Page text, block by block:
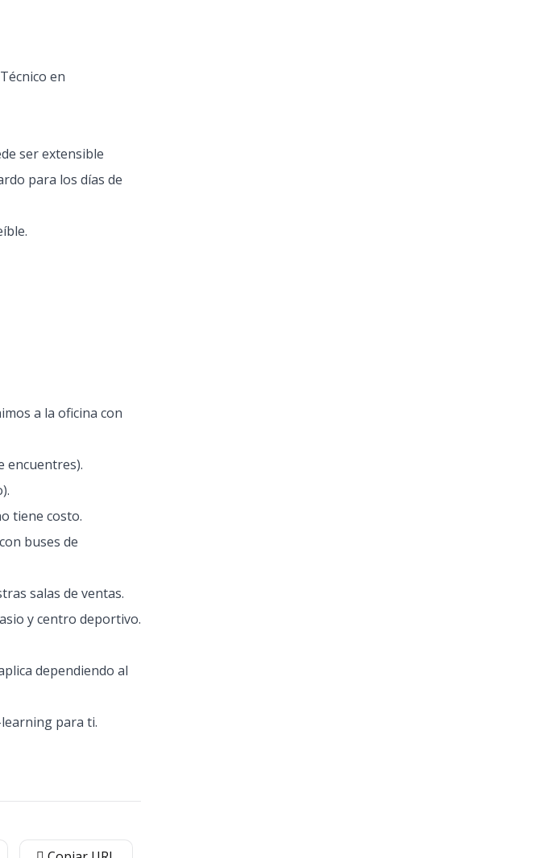
en
ser extensible
para los días de
a la oficina con
encuentres).
tiene costo.
buses de
salas de ventas.
y centro deportivo.
dependiendo al
para ti.